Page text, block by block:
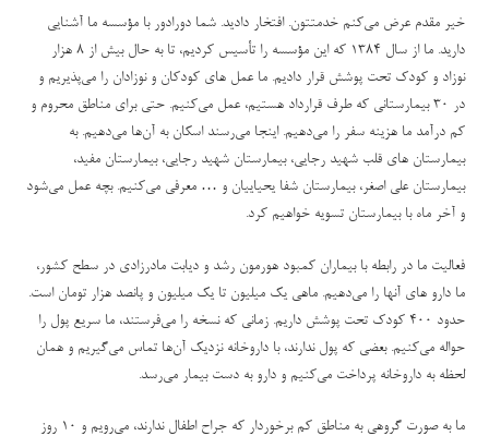
خیر مقدم عرض می‌کنم خدمتتون. افتخار دادید. شما دورادور با مؤسسه ما آشنایی
دارید. ما
از سال ۱۳۸۴ که این مؤسسه را تأسیس کردیم، تا به حال بیش از ۸ هزار
نوزاد و کودک تحت پوشش قرار دادیم. ما عمل های کودکان و نوزادان را می‌پذیریم و
در ۳۰ بیمارستانی که طرف قرارداد هستیم، عمل می‌کنیم. حتی برای مناطق محروم و
کم درآمد ما هزینه سفر را می‌دهیم. اینجا می‌رسند اسکان به آن‌ها می‌دهیم. به
بیمارستان های قلب شهید رجایی، بيمارستان شهید رجایی، بیمارستان مفید،
بیمارستان علی اصغر، بیمارستان شفا یحیاییان و … معرفی می‌کنیم. ‌بچه عمل می‌شود
و آخر ماه با بیمارستان تسویه خواهیم کرد.
فعالیت ما در رابطه با بیماران کمبود هورمون رشد و دیابت مادرزادی در سطح کشور،
ما دارو های آنها را می‌دهیم. ماهی یک میلیون تا یک میلیون و پانصد هزار تومان است.
حدود ۴۰۰ کودک تحت پوشش داریم. زمانی که نسخه را می‌فرستند، ما سریع پول را
حواله می‌کنیم. بعضی که پول ندارند، با داروخانه نزدیک آن‌ها تماس می‌گیریم و همان
لحظه به داروخانه پرداخت می‌کنیم و دارو به دست بیمار می‌رسد.
ما به صورت گروهی به مناطق کم برخوردار که جراح اطفال ندارند، می‌رویم و ۱۰ روز